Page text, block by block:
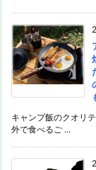
キャンプ飯のクオリ
外で食べるご ...